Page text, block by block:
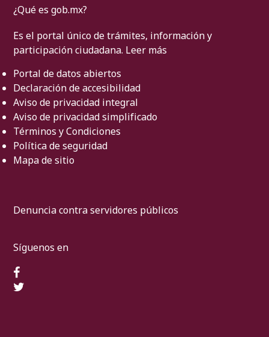
¿Qué es gob.mx?
Es el portal único de trámites, información y
participación ciudadana. Leer más
Portal de datos abiertos
Declaración de accesibilidad
Aviso de privacidad integral
Aviso de privacidad simplificado
Términos y Condiciones
Política de seguridad
Mapa de sitio
Denuncia contra servidores públicos
Síguenos en